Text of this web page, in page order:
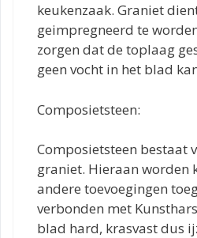
keukenzaak. Graniet
geimpregneerd te
zorgen dat de toplaag
geen vocht in het blad
Composietsteen:
Composietsteen bestaat
graniet. Hieraan worden
andere toevoegingen
verbonden met
blad hard, krasvast dus